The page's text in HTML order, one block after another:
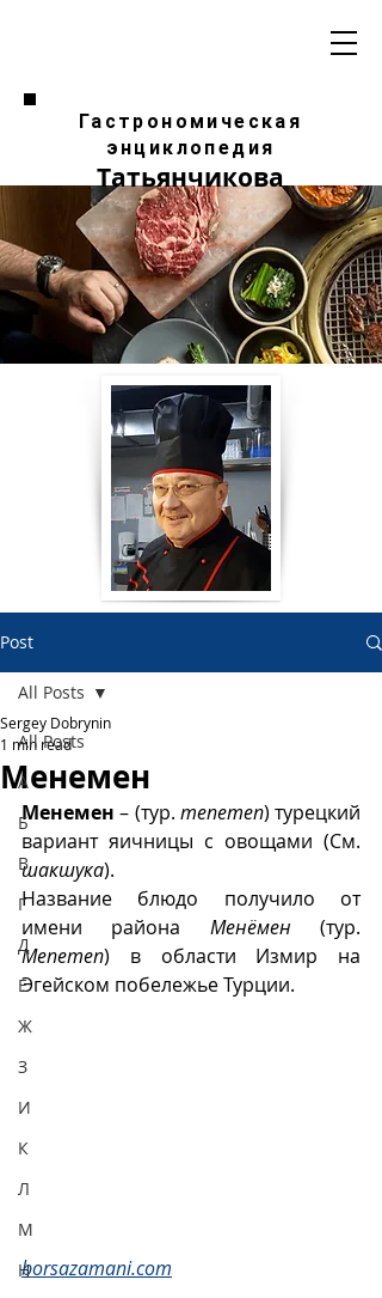
Гастрономическая
энциклопедия
Татьянчикова
Post
All Posts
А
Б
В
Г
Д
Е
Ж
З
И
К
Л
М
Н
All Posts
Менемен
Sergey Dobrynin
1 min read
Менемен – (тур. menemen) турецкий
шакшука).
Название блюдо получило от
имени района Менёмен
Menemen) в области Измир на
Эгейском побележье Турции.
borsazamani.com